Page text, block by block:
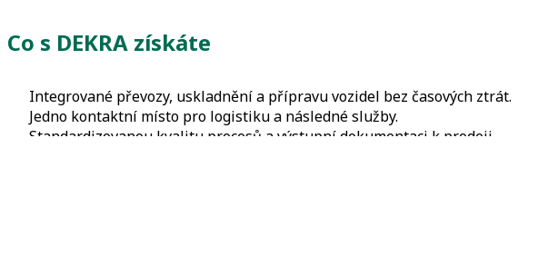
Co s DEKRA získáte
Integrované převozy, uskladnění a přípravu vozidel bez časových ztrát.
Jedno kontaktní místo pro logistiku a následné služby.
Standardizovanou kvalitu procesů a výstupní dokumentaci k prodeji.